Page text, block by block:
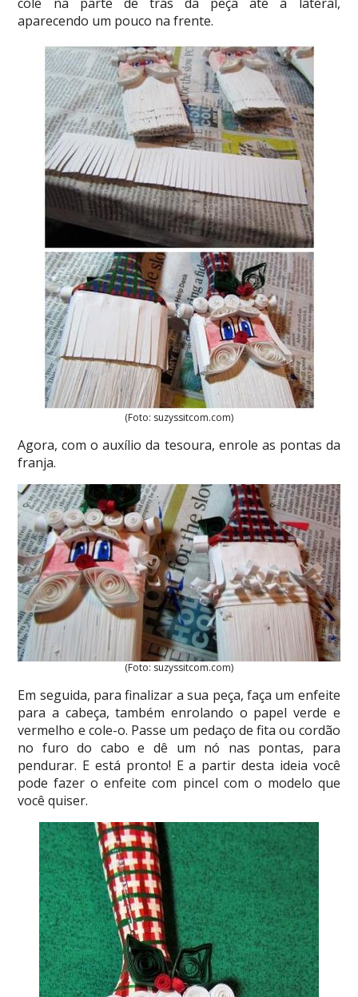
aparecendo um pouco na frente.
(Foto: suzyssitcom.com)
Agora, com o auxílio da tesoura, enrole as pontas da
franja.
(Foto: suzyssitcom.com)
Em seguida, para finalizar a sua peça, faça um enfeite
para a cabeça, também enrolando o papel verde e
vermelho e cole-o. Passe um pedaço de fita ou cordão
no furo do cabo e dê um nó nas pontas, para
pendurar. E está pronto! E a partir desta ideia você
pode fazer o enfeite com pincel com o modelo que
você quiser.